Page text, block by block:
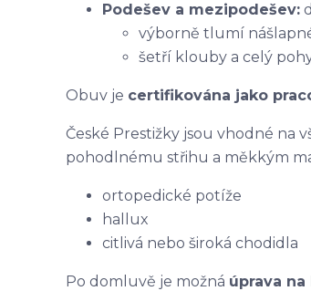
Podešev a mezipodešev:
výborně tlumí
šetří klouby a celý
Obuv je certifikována jako
České Prestižky jsou vhodné na
pohodlnému střihu a měkkým
ortopedické potíže
hallux
citlivá nebo široká chodidla
Po domluvě je možná úprava